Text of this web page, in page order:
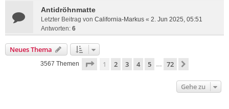
Antidröhnmatte
Letzter Beitrag von California-Markus « 2. Jun 2025, 05:51
Antworten: 6
Neues Thema
3567 Themen Seite 1von 72
1 2 3 4 5 … 72
Gehe zu